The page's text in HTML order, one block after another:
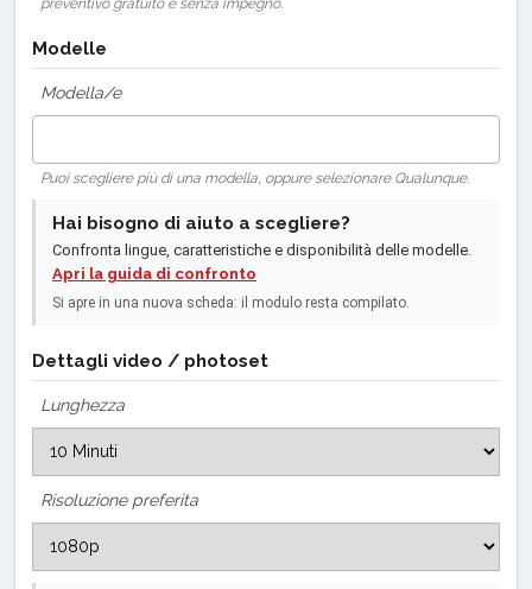
preventivo gratuito e senza impegno.
Modelle
Modella/e
Puoi scegliere più di una modella, oppure selezionare Qualunque.
Hai bisogno di aiuto a scegliere?
Confronta lingue, caratteristiche e disponibilità delle modelle.
Apri la guida di confronto
Si apre in una nuova scheda: il modulo resta compilato.
Dettagli video / photoset
Lunghezza
Risoluzione preferita